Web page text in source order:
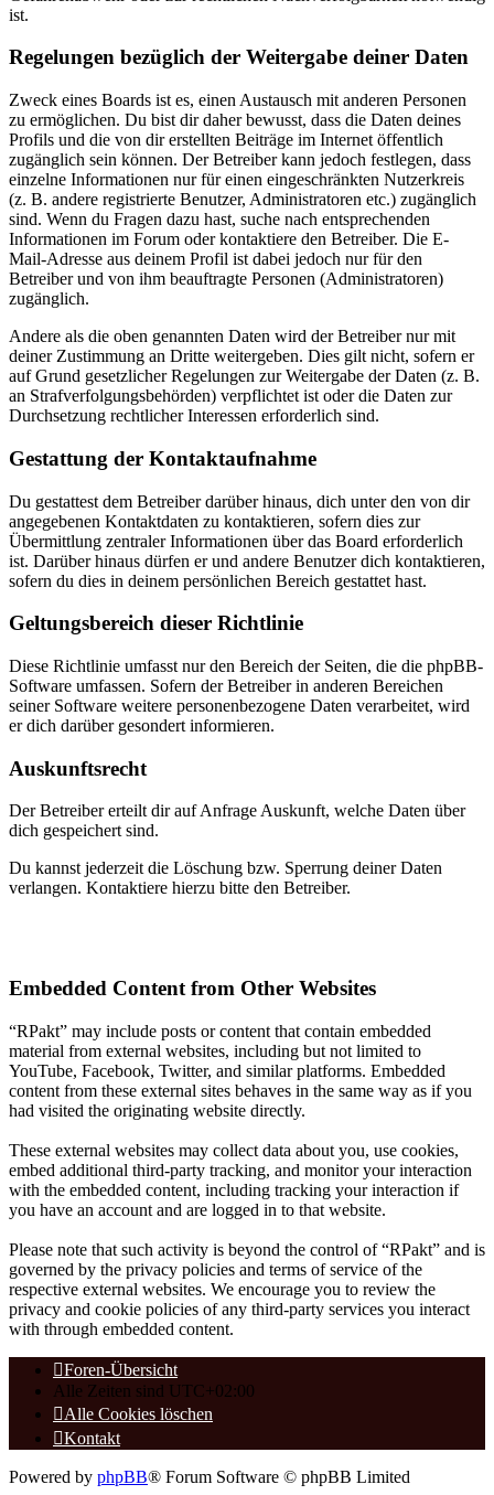
ist.
Regelungen bezüglich der Weitergabe deiner Daten
Zweck eines Boards ist es, einen Austausch mit anderen Personen
zu ermöglichen. Du bist dir daher bewusst, dass die Daten deines
Profils und die von dir erstellten Beiträge im Internet öffentlich
zugänglich sein können. Der Betreiber kann jedoch festlegen, dass
einzelne Informationen nur für einen eingeschränkten Nutzerkreis
(z. B. andere registrierte Benutzer, Administratoren etc.) zugänglich
sind. Wenn du Fragen dazu hast, suche nach entsprechenden
Informationen im Forum oder kontaktiere den Betreiber. Die E-
Mail-Adresse aus deinem Profil ist dabei jedoch nur für den
Betreiber und von ihm beauftragte Personen (Administratoren)
zugänglich.
Andere als die oben genannten Daten wird der Betreiber nur mit
deiner Zustimmung an Dritte weitergeben. Dies gilt nicht, sofern er
auf Grund gesetzlicher Regelungen zur Weitergabe der Daten (z. B.
an Strafverfolgungsbehörden) verpflichtet ist oder die Daten zur
Durchsetzung rechtlicher Interessen erforderlich sind.
Gestattung der Kontaktaufnahme
Du gestattest dem Betreiber darüber hinaus, dich unter den von dir
angegebenen Kontaktdaten zu kontaktieren, sofern dies zur
Übermittlung zentraler Informationen über das Board erforderlich
ist. Darüber hinaus dürfen er und andere Benutzer dich kontaktieren,
sofern du dies in deinem persönlichen Bereich gestattet hast.
Geltungsbereich dieser Richtlinie
Diese Richtlinie umfasst nur den Bereich der Seiten, die die phpBB-
Software umfassen. Sofern der Betreiber in anderen Bereichen
seiner Software weitere personenbezogene Daten verarbeitet, wird
er dich darüber gesondert informieren.
Auskunftsrecht
Der Betreiber erteilt dir auf Anfrage Auskunft, welche Daten über
dich gespeichert sind.
Du kannst jederzeit die Löschung bzw. Sperrung deiner Daten
verlangen. Kontaktiere hierzu bitte den Betreiber.
Embedded Content from Other Websites
“RPakt” may include posts or content that contain embedded
material from external websites, including but not limited to
YouTube, Facebook, Twitter, and similar platforms. Embedded
content from these external sites behaves in the same way as if you
had visited the originating website directly.
These external websites may collect data about you, use cookies,
embed additional third-party tracking, and monitor your interaction
with the embedded content, including tracking your interaction if
you have an account and are logged in to that website.
Please note that such activity is beyond the control of “RPakt” and is
governed by the privacy policies and terms of service of the
respective external websites. We encourage you to review the
privacy and cookie policies of any third-party services you interact
with through embedded content.
Foren-Übersicht
Alle Zeiten sind UTC+02:00
Alle Cookies löschen
Kontakt
Powered by phpBB® Forum Software © phpBB Limited